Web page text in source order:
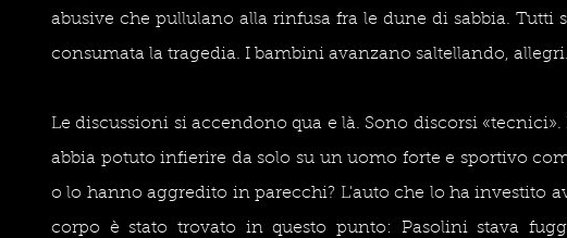
abusive che pullulano alla rinfusa fra le dune di sabbia.
consumata la tragedia. I bambini avanzano saltellando, allegri.
Le discussioni si accendono qua e là. Sono discorsi
abbia potuto infierire da solo su un uomo forte e sportivo
o lo hanno aggredito in parecchi? L'auto che lo ha investito
corpo è stato trovato in questo punto: Pasolini stava